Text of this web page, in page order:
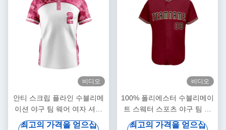
비디오
안티 스크립 플라인 수블리메
이션 야구 팀 웨어 여자 셔츠
전송 인쇄
최고의 가격을 얻으십
비디오
100% 폴리에스터 수블리메이
트 스웨터 스포츠 야구 팀 웨
어
최고의 가격을 얻으십